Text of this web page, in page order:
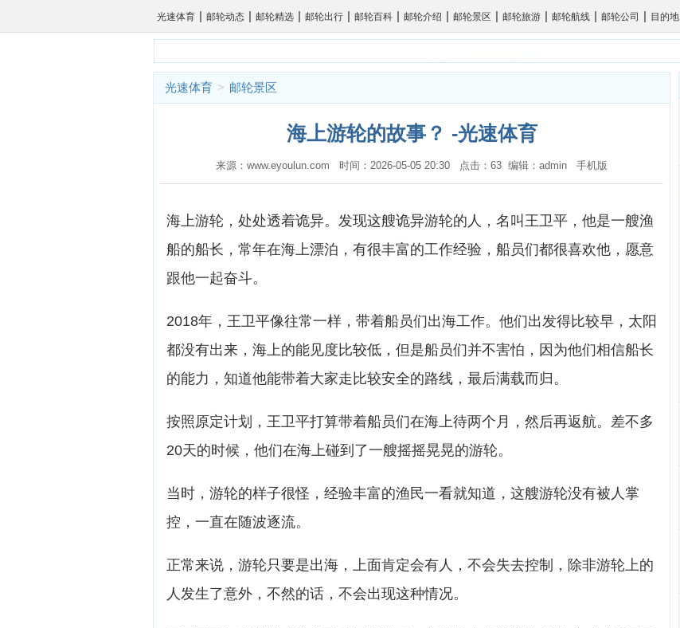
光速体育 | 邮轮动态 | 邮轮精选 | 邮轮出行 | 邮轮百科 | 邮轮介绍 | 邮轮景区 | 邮轮旅游 | 邮轮航线 | 邮轮公司 | 目的地
光速体育 > 邮轮景区
海上游轮的故事？ -光速体育
来源：www.eyoulun.com 时间：2026-05-05 20:30 点击：63 编辑：admin 手机版
海上游轮，处处透着诡异。发现这艘诡异游轮的人，名叫王卫平，他是一艘渔
船的船长，常年在海上漂泊，有很丰富的工作经验，船员们都很喜欢他，愿意
跟他一起奋斗。
2018年，王卫平像往常一样，带着船员们出海工作。他们出发得比较早，太阳
都没有出来，海上的能见度比较低，但是船员们并不害怕，因为他们相信船长
的能力，知道他能带着大家走比较安全的路线，最后满载而归。
按照原定计划，王卫平打算带着船员们在海上待两个月，然后再返航。差不多
20天的时候，他们在海上碰到了一艘摇摇晃晃的游轮。
当时，游轮的样子很怪，经验丰富的渔民一看就知道，这艘游轮没有被人掌
控，一直在随波逐流。
正常来说，游轮只要是出海，上面肯定会有人，不会失去控制，除非游轮上的
人发生了意外，不然的话，不会出现这种情况。